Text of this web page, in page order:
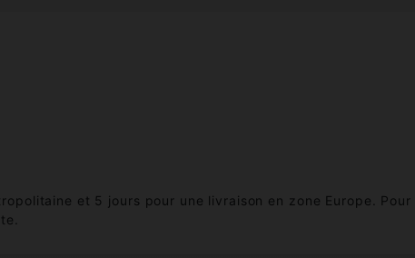
et 5 jours pour une livraison en zone Europe.